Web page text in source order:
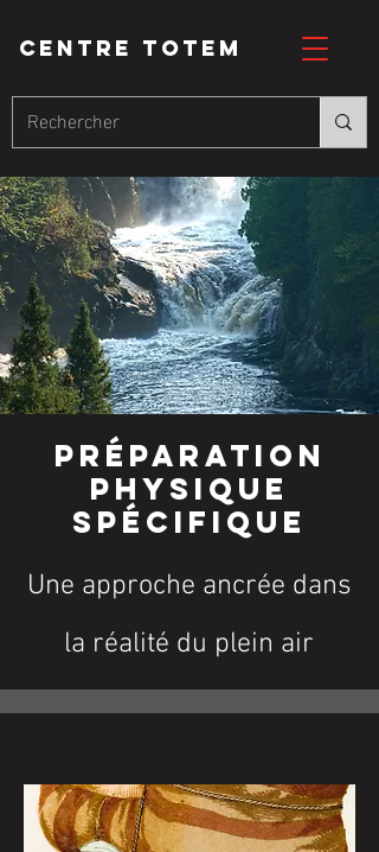
CENTRE totem
préparation
physique
spécifique
Une approche ancrée dans
la réalité du plein air